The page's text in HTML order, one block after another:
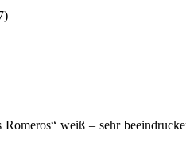
weiß – sehr